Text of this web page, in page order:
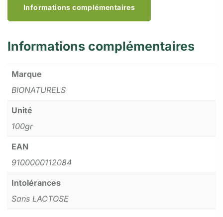
Informations complémentaires
Informations complémentaires
Marque
BIONATURELS
Unité
100gr
EAN
9100000112084
Intolérances
Sans LACTOSE